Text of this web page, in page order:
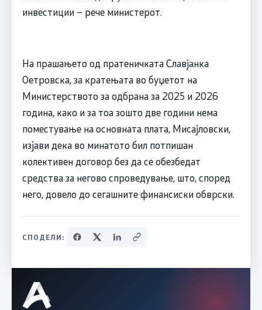
инвестиции – рече министерот.
На прашањето од пратеничката Славјанка
Оетровска, за кратењата во буџетот на
Министерството за одбрана за 2025 и 2026
година, како и за тоа зошто две години нема
поместување на основната плата, Мисајловски,
изјави дека во минатото бил потпишан
колективен договор без да се обезбедат
средства за негово спроведување, што, според
него, довело до сегашните финансиски обврски.
СПОДЕЛИ: